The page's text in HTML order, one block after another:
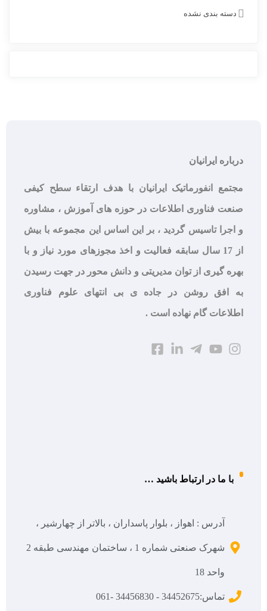
دسته بندی نشده
درباره ایرانیان
مجتمع انفورماتیک ایرانیان با هدف ارتقاء سطح کیفی
صنعت فناوری اطلاعات در حوزه های آموزش ، مشاوره
و اجرا تاسیس گردید ، بر این اساس این مجموعه با بیش
از 17 سال سابقه فعالیت و اخذ مجوزهای مورد نیاز و با
بهره گیری از توان مدیریتی و دانش محور در جهت رسیدن
به افق روشن در جاده ی بی انتهای علوم فناوری
اطلاعات گام نهاده است .
با ما در ارتباط باشید …
آدرس : اهواز ، بلوار پاسداران ، بالاتر از چهارشیر ،
شهرک صنعتی شماره 1 ، ساختمان مهندسی طبقه 2
واحد 18
تماس:34452675 - 34456830 -061